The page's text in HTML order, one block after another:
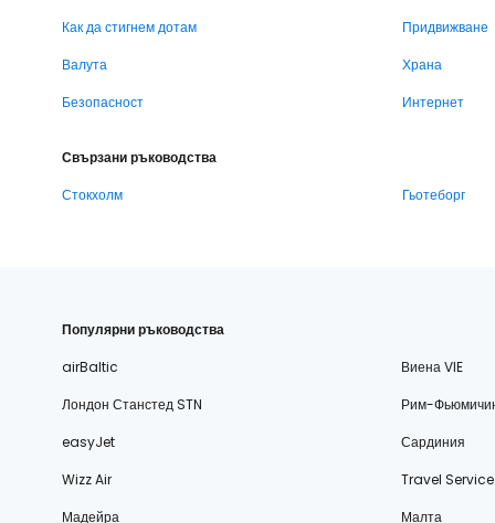
Как да стигнем дотам
Придвижване
Валута
Храна
Безопасност
Интернет
Свързани ръководства
Стокхолм
Гьотеборг
Популярни ръководства
airBaltic
Виена VIE
Лондон Станстед STN
Рим-
easyJet
Сардиния
Wizz Air
Travel Service
Мадейра
Малта